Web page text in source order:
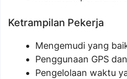
Ketrampilan Pekerja
Mengemudi yang
Penggunaan GPS
Pengelolaan waktu